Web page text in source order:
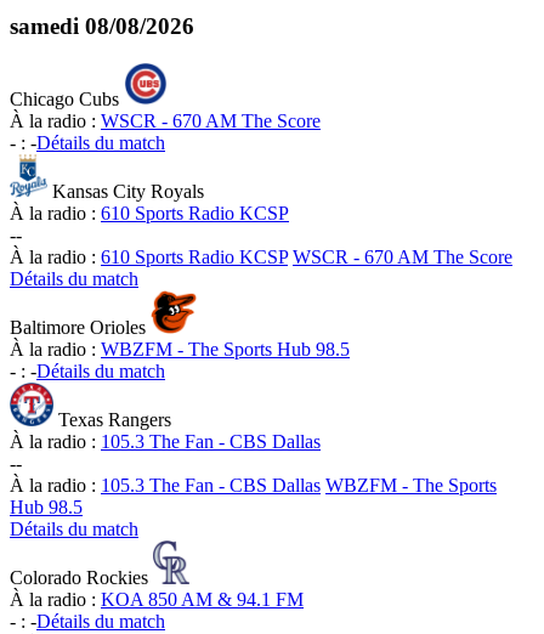
samedi 08/08/2026
Chicago Cubs
À la radio : WSCR - 670 AM The Score
- : -Détails du match
Kansas City Royals
À la radio : 610 Sports Radio KCSP
--
À la radio : 610 Sports Radio KCSP WSCR - 670 AM The Score
Détails du match
Baltimore Orioles
À la radio : WBZFM - The Sports Hub 98.5
- : -Détails du match
Texas Rangers
À la radio : 105.3 The Fan - CBS Dallas
--
À la radio : 105.3 The Fan - CBS Dallas WBZFM - The Sports
Hub 98.5
Détails du match
Colorado Rockies
À la radio : KOA 850 AM & 94.1 FM
- : -Détails du match